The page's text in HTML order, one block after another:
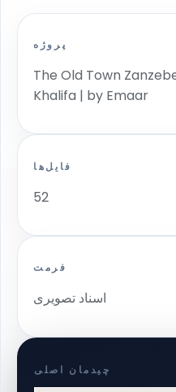
پروژه
The Old Town
Khalifa | by Emaar
فایل‌ها
52
فرمت
اسناد تصویری
چیدمان اصلی